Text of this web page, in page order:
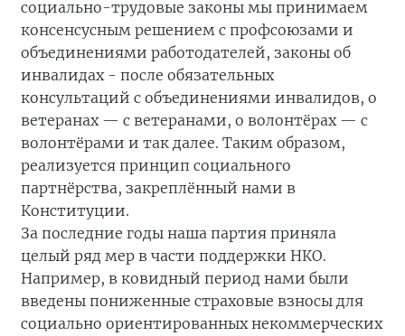
социально-трудовые законы мы принимаем
консенсусным решением с профсоюзами и
объединениями работодателей, законы об
инвалидах - после обязательных
консультаций с объединениями инвалидов, о
ветеранах — с ветеранами, о волонтёрах — с
волонтёрами и так далее. Таким образом,
реализуется принцип социального
партнёрства, закреплённый нами в
Конституции.
За последние годы наша партия приняла
целый ряд мер в части поддержки НКО.
Например, в ковидный период нами были
введены пониженные страховые взносы для
социально ориентированных некоммерческих